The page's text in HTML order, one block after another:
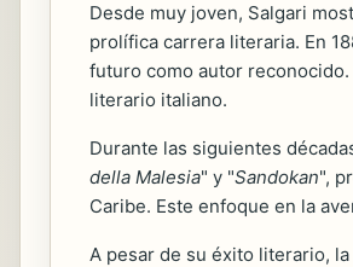
Desde muy joven, Salgari
prolífica carrera literaria. En
futuro como autor
literario italiano.
Durante las siguientes
della Malesia" y "Sandokan",
Caribe. Este enfoque en la
A pesar de su éxito literario,